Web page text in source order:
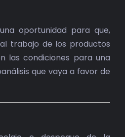
oportunidad para que,
trabajo de los productos
las condiciones para una
que vaya a favor de